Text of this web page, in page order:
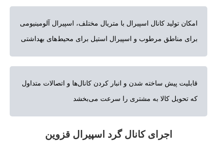
امکان تولید کانال اسپیرال با متریال مختلف، اسپیرال آلومینیومی
برای مناطق مرطوب و اسپیرال استیل برای محیط‌های بهداشتی
قابلیت پیش ساخته شدن و انبار کردن کانال‌ها و اتصالات متداول
که تحویل کالا به مشتری را سرعت می‌بخشد
اجرای کانال گرد اسپیرال قزوین